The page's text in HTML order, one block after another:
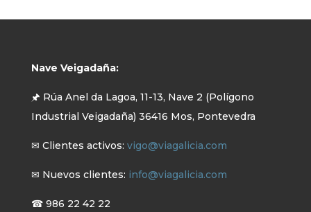
Nave Veigadaña:
🖈 Rúa Anel da Lagoa, 11-13, Nave 2 (Polígono
Industrial Veigadaña) 36416 Mos, Pontevedra
✉ Clientes activos: vigo@viagalicia.com
✉ Nuevos clientes: info@viagalicia.com
☎ 986 22 42 22